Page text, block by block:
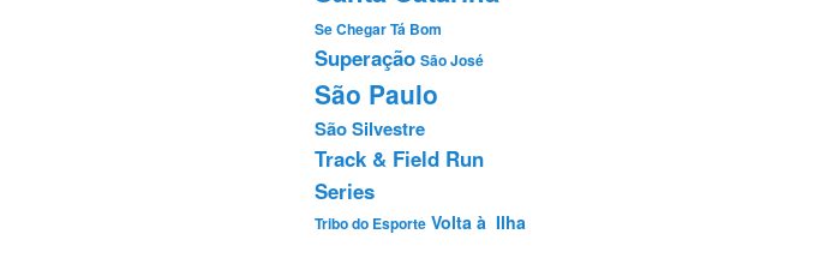
Se Chegar Tá Bom
Superação São José
São Paulo
São Silvestre
Track & Field Run
Series
Tribo do Esporte Volta à Ilha